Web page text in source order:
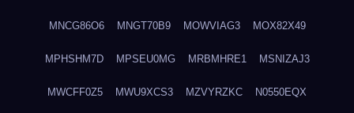
MNCG86O6 MNGT70B9 MOWVIAG3 MOX82X49
MPHSHM7D MPSEU0MG MRBMHRE1 MSNIZAJ3
MWCFF0Z5 MWU9XCS3 MZVYRZKC N0550EQX